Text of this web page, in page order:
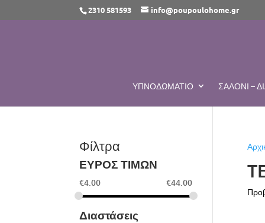
2310 581593 info@poupoulohome.gr
ΥΠΝΟΔΩΜΆΤΙΟ ΣΑΛΌΝΙ –
Φίλτρα
ΕΥΡΟΣ ΤΙΜΩΝ
€4.00 €44.00
Διαστάσεις